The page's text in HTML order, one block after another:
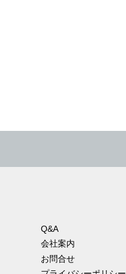
Q&A
会社案内
お問合せ